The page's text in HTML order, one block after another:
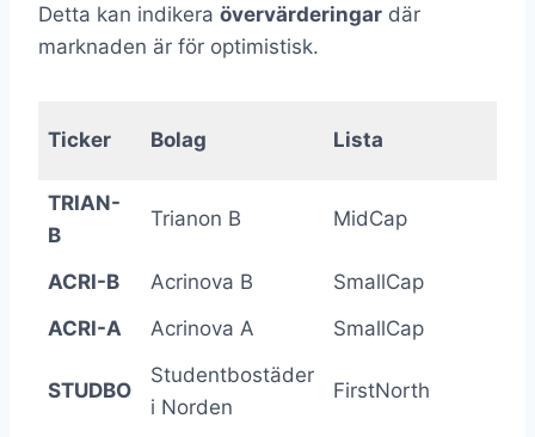
Detta kan indikera övervärderingar där
marknaden är för optimistisk.
Ticker Bolag Lista
TRIAN-
B
Trianon B MidCap
ACRI-B Acrinova B SmallCap
ACRI-A
Acrinova A SmallCap
STUDBO
Studentbostäder
i Norden
FirstNorth